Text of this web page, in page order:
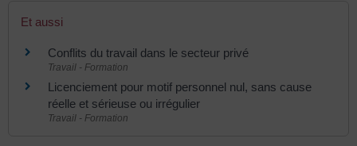
Et aussi
Conflits du travail dans le secteur privé
Travail - Formation
Licenciement pour motif personnel nul, sans cause
réelle et sérieuse ou irrégulier
Travail - Formation